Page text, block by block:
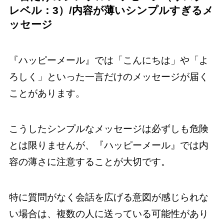
レベル：3）/内容が薄いシンプルすぎるメ
ッセージ
『ハッピーメール』では「こんにちは」や「よ
ろしく」といった一言だけのメッセージが届く
ことがあります。
こうしたシンプルなメッセージは必ずしも危険
とは限りませんが、『ハッピーメール』では内
容の薄さに注意することが大切です。
特に質問がなく会話を広げる意図が感じられな
い場合は、複数の人に送っている可能性があり